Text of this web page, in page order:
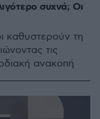
συχνά; Οι
καθυστερούν τη
τις
ανακοπή